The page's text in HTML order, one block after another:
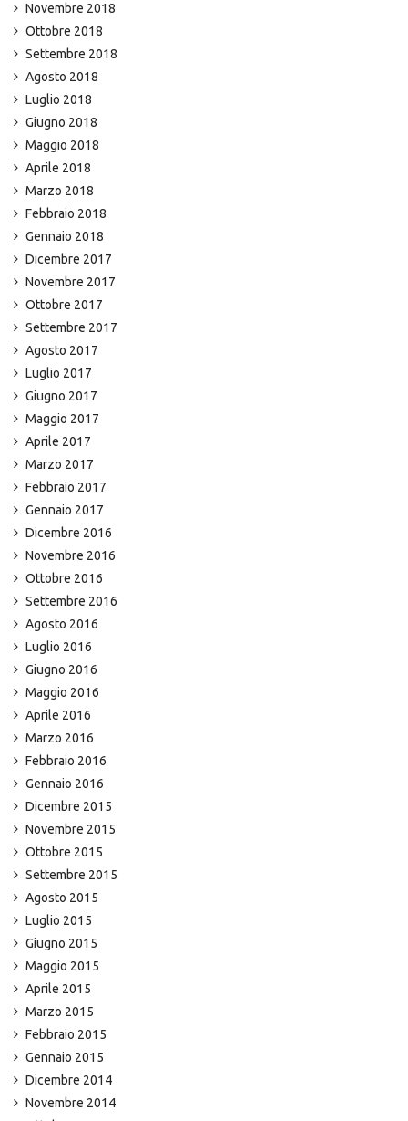
Novembre 2018
Ottobre 2018
Settembre 2018
Agosto 2018
Luglio 2018
Giugno 2018
Maggio 2018
Aprile 2018
Marzo 2018
Febbraio 2018
Gennaio 2018
Dicembre 2017
Novembre 2017
Ottobre 2017
Settembre 2017
Agosto 2017
Luglio 2017
Giugno 2017
Maggio 2017
Aprile 2017
Marzo 2017
Febbraio 2017
Gennaio 2017
Dicembre 2016
Novembre 2016
Ottobre 2016
Settembre 2016
Agosto 2016
Luglio 2016
Giugno 2016
Maggio 2016
Aprile 2016
Marzo 2016
Febbraio 2016
Gennaio 2016
Dicembre 2015
Novembre 2015
Ottobre 2015
Settembre 2015
Agosto 2015
Luglio 2015
Giugno 2015
Maggio 2015
Aprile 2015
Marzo 2015
Febbraio 2015
Gennaio 2015
Dicembre 2014
Novembre 2014